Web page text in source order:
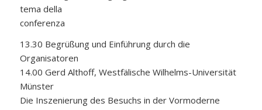
tema della
conferenza
13.30 Begrüßung und Einführung durch die
Organisatoren
14.00 Gerd Althoff, Westfälische Wilhelms-Universität
Münster
Die Inszenierung des Besuchs in der Vormoderne